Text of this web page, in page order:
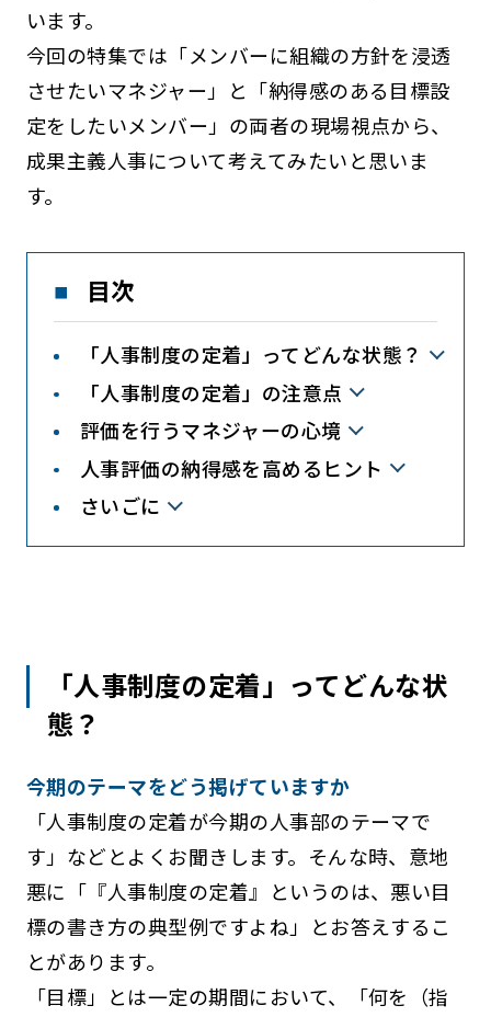
います。
今回の特集では「メンバーに組織の方針を浸透
させたいマネジャー」と「納得感のある目標設
定をしたいメンバー」の両者の現場視点から、
成果主義人事について考えてみたいと思いま
す。
目次
「人事制度の定着」ってどんな状態？
「人事制度の定着」の注意点
評価を行うマネジャーの心境
人事評価の納得感を高めるヒント
さいごに
「人事制度の定着」ってどんな状
態？
今期のテーマをどう掲げていますか
「人事制度の定着が今期の人事部のテーマで
す」などとよくお聞きします。そんな時、意地
悪に「『人事制度の定着』というのは、悪い目
標の書き方の典型例ですよね」とお答えするこ
とがあります。
「目標」とは一定の期間において、「何を（指